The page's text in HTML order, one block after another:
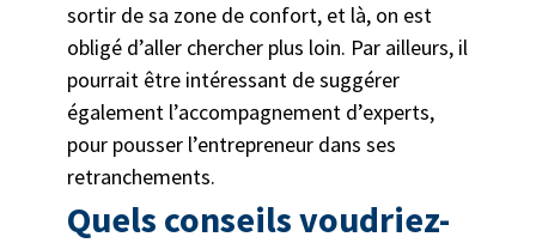
sortir de sa zone de confort, et là, on est
obligé d’aller chercher plus loin. Par ailleurs, il
pourrait être intéressant de suggérer
également l’accompagnement d’experts,
pour pousser l’entrepreneur dans ses
retranchements.
Quels conseils voudriez-